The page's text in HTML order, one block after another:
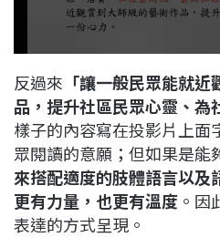
反過來 「讓一般民眾能就
品，提升社區民眾心靈、為
樣子的內容寫在投影片上面
眾閱讀的意願；但如果是能
來搭配適度的肢體語言以及
更有力量，也更有溫度 。
表達的方式呈現。